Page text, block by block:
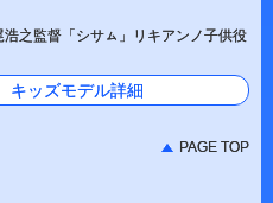
浩之監督「シサㇺ」リキアンノ子供役
キッズモデル詳細
PAGE TOP